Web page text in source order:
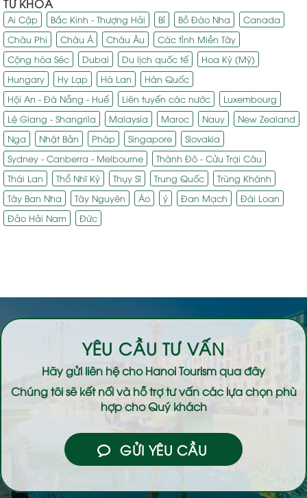
TỪ KHÓA
Ai Cập Bắc Kinh - Thượng Hải Bỉ Bồ Đào Nha
Canada
Châu Phi
Châu Á Châu Âu
Các tỉnh Miền Tây
Cộng hòa Séc
Dubai Du lịch quốc tế
Hoa Kỳ (Mỹ)
Hungary
Hy Lạp Hà Lan
Hàn Quốc
Hội An - Đà Nẵng - Huế
Liên tuyến các nước
Luxembourg
Lệ Giang - Shangrila
Malaysia Maroc Nauy
New Zealand
Nga
Nhật Bản Pháp Singapore
Slovakia
Sydney - Canberra - Melbourne
Thành Đô - Cửu Trại Câu
Thái Lan
Thổ Nhĩ Kỳ Thụy Sĩ Trung Quốc
Trùng Khánh
Tây Ban Nha
Tây Nguyên Áo ý Đan Mạch
Đài Loan
Đảo Hải Nam
Đức
YÊU CẦU TƯ VẤN
Hãy gửi liên hệ choHanoi Tourismqua đây
Chúng tôi sẽ kết nối và hỗ trợ tư vấn các lựa chọn phù
hợp cho Quý khách
GỬI YÊU CẦU